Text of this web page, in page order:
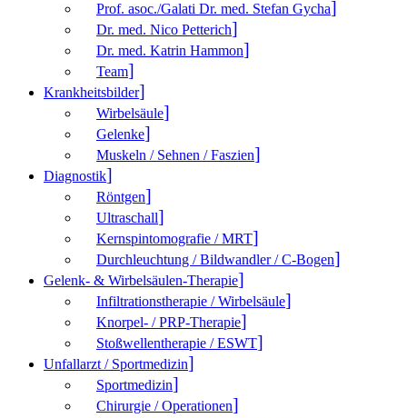
Prof. asoc./Galati Dr. med. Stefan Gycha
Dr. med. Nico Petterich
Dr. med. Katrin Hammon
Team
Krank­heitsbilder
Wirbelsäule
Gelenke
Muskeln / Sehnen / Faszien
Diagnostik
Röntgen
Ultraschall
Kernspintomografie / MRT
Durchleuchtung / Bildwandler / C-Bogen
Gelenk- & Wirbelsäulen-Therapie
Infiltrationstherapie / Wirbelsäule
Knorpel- / PRP-Therapie
Stoßwellentherapie / ESWT
Unfallarzt / Sportmedizin
Sportmedizin
Chirurgie / Operationen